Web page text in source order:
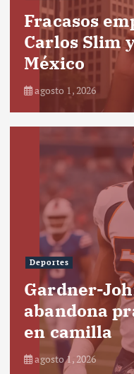
Fracasos
Carlos Slim
México
agosto 1, 2026
Deportes
Gardner-
abandona
en camilla
agosto 1, 2026